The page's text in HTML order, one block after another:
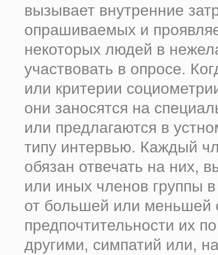
вызывает внутренние
опрашиваемых и
некоторых людей в
участвовать в опросе.
или критерии
они заносятся на
или предлагаются в
типу интервью. Каждый
обязан отвечать на них,
или иных членов группы
от большей или меньшей
предпочтительности их
другими, симпатий или,